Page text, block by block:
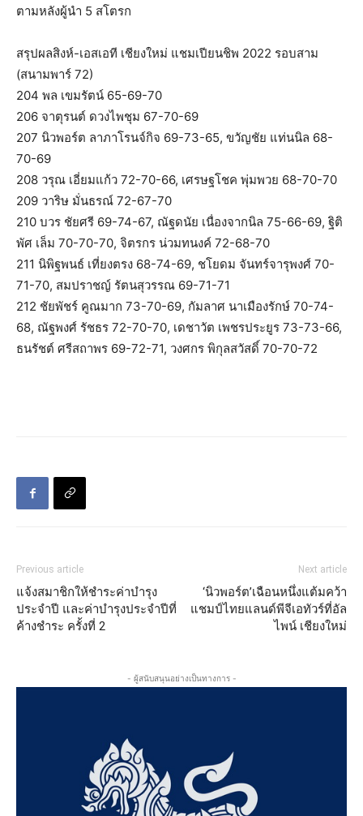
ตามหลังผู้นำ 5 สโตรก
สรุปผลสิงห์-เอสเอที เชียงใหม่ แชมเปียนชิพ 2022 รอบสาม
(สนามพาร์ 72)
204 พล เขมรัตน์ 65-69-70
206 จาตุรนต์ ดวงไพชุม 67-70-69
207 นิวพอร์ต ลาภาโรนจ์กิจ 69-73-65, ขวัญชัย แท่นนิล 68-
70-69
208 วรุณ เอี่ยมแก้ว 72-70-66, เศรษฐโชค พุ่มพวย 68-70-70
209 วาริษ มั่นธรณ์ 72-67-70
210 บวร ชัยศรี 69-74-67, ณัฐดนัย เนื่องจากนิล 75-66-69, ฐิติ
พัศ เล็ม 70-70-70, จิตรกร น่วมทนงค์ 72-68-70
211 นิพิฐพนธ์ เที่ยงตรง 68-74-69, ชโยดม จันทร์จารุพงศ์ 70-
71-70, สมปราชญ์ รัตนสุวรรณ 69-71-71
212 ชัยพัชร์ คูณมาก 73-70-69, กัมลาศ นาเมืองรักษ์ 70-74-
68, ณัฐพงศ์ รัชธร 72-70-70, เดชาวัต เพชรประยูร 73-73-66,
ธนรัชต์ ศรีสถาพร 69-72-71, วงศกร พิกุลสวัสดิ์ 70-70-72
Previous article
แจ้งสมาชิกให้ชำระค่าบำรุง
ประจำปี และค่าบำรุงประจำปีที่
ค้างชำระ ครั้งที่ 2
Next article
‘นิวพอร์ต’เฉือนหนึ่งแต้มคว้า
แชมป์ไทยแลนด์พีจีเอทัวร์ที่อัล
ไพน์ เชียงใหม่
- ผู้สนับสนุนอย่างเป็นทางการ -